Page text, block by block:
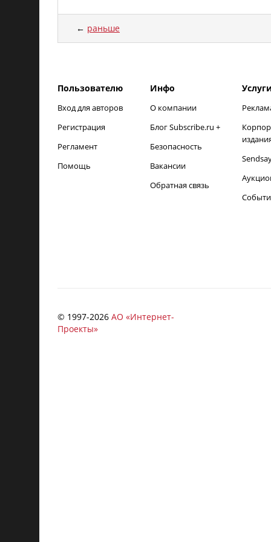
← раньше
Пользователю
Вход для авторов
Регистрация
Регламент
Помощь
Инфо
О компании
Блог Subscribe.ru +
Безопасность
Вакансии
Обратная связь
© 1997-2026 АО «Интернет-
Проекты»